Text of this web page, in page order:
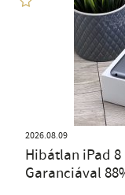
2026.08.09
Hibátlan iPad 8
Garanciával